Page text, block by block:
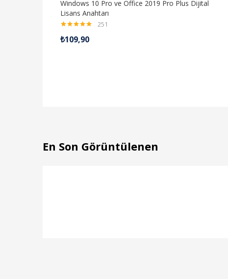
Windows 10 Pro ve Office 2019 Pro Plus Dijital
Lisans Anahtarı
4.99oy aldı
251
₺109,90
En Son Görüntülenen